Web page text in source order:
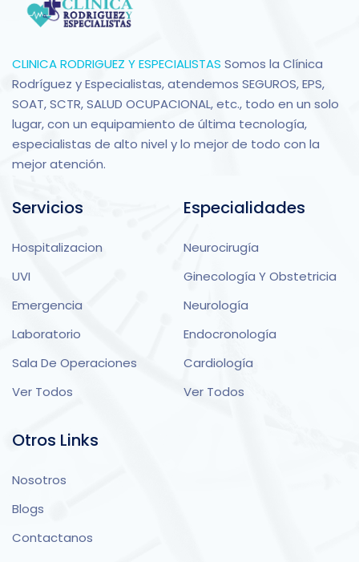
CLINICA RODRIGUEZ Y ESPECIALISTAS Somos la Clínica
Rodríguez y Especialistas, atendemos SEGUROS, EPS,
SOAT, SCTR, SALUD OCUPACIONAL, etc., todo en un solo
lugar, con un equipamiento de última tecnología,
especialistas de alto nivel y lo mejor de todo con la
mejor atención.
Servicios
Hospitalizacion
UVI
Emergencia
Laboratorio
Sala De Operaciones
Ver Todos
Especialidades
Neurocirugía
Ginecología Y Obstetricia
Neurología
Endocronología
Cardiología
Ver Todos
Otros Links
Nosotros
Blogs
Contactanos